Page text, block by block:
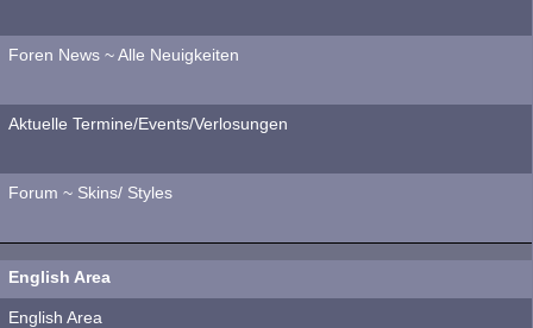
Foren News ~ Alle Neuigkeiten
Aktuelle Termine/Events/Verlosungen
Forum ~ Skins/ Styles
English Area
English Area